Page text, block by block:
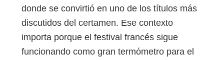
donde se convirtió en uno de los títulos más
discutidos del certamen. Ese contexto
importa porque el festival francés sigue
funcionando como gran termómetro para el